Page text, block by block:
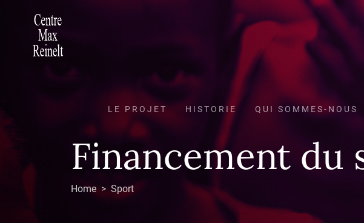
LE PROJET HISTORIE QUI SOMMES-NOUS
Financement du
Home > Sport